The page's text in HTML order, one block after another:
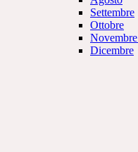
Settembre
Ottobre
Novembre
Dicembre